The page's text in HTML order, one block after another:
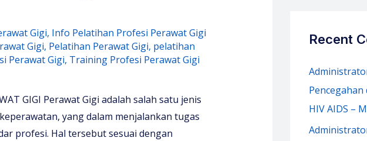
Gigi, Info Pelatihan Profesi Perawat Gigi
Gigi, Pelatihan Perawat Gigi, pelatihan
Perawat Gigi, Training Profesi Perawat Gigi
GIGI Perawat Gigi adalah salah satu jenis
yang dalam menjalankan tugas
profesi. Hal tersebut sesuai dengan
Recent
HIV AIDS –